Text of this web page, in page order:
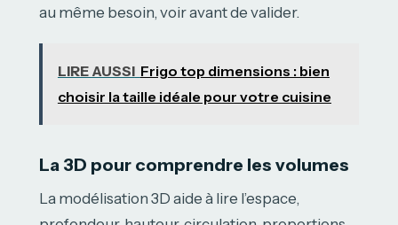
au même besoin, voir avant de valider.
LIRE AUSSI Frigo top dimensions : bien
choisir la taille idéale pour votre cuisine
La 3D pour comprendre les volumes
La modélisation 3D aide à lire l’espace,